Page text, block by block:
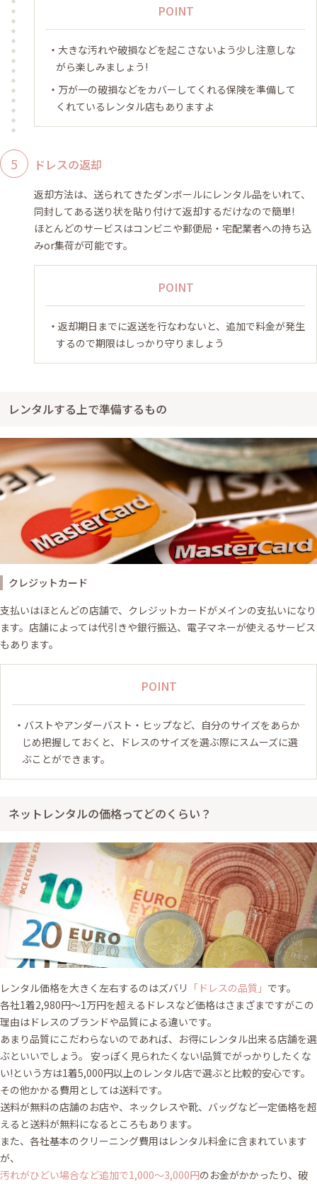
POINT
大きな汚れや破損などを起こさないよう少し注意しな
がら楽しみましょう!
万が一の破損などをカバーしてくれる保険を準備して
くれているレンタル店もありますよ
ドレスの返却
返却方法は、送られてきたダンボールにレンタル品をいれて、
同封してある送り状を貼り付けて返却するだけなので簡単!
ほとんどのサービスはコンビニや郵便局・宅配業者への持ち込
みor集荷が可能です。
POINT
返却期日までに返送を行なわないと、追加で料金が発生
するので期限はしっかり守りましょう
レンタルする上で準備するもの
クレジットカード
支払いはほとんどの店舗で、クレジットカードがメインの支払いになり
ます。店舗によっては代引きや銀行振込、電子マネーが使えるサービス
もあります。
POINT
バストやアンダーバスト・ヒップなど、自分のサイズをあらか
じめ把握しておくと、ドレスのサイズを選ぶ際にスムーズに選
ぶことができます。
ネットレンタルの価格ってどのくらい？
レンタル価格を大きく左右するのはズバリ 「ドレスの品質」 です。
各社1着2,980円〜1万円を超えるドレスなど価格はさまざまですがこの
理由はドレスのブランドや品質による違いです。
あまり品質にこだわらないのであれば、お得にレンタル出来る店舗を選
ぶといいでしょう。 安っぽく見られたくない!品質でがっかりしたくな
い!という方は1着5,000円以上のレンタル店で選ぶと比較的安心です。
その他かかる費用としては送料です。
送料が無料の店舗のお店や、ネックレスや靴、バッグなど一定価格を超
えると送料が無料になるところもあります。
また、各社基本のクリーニング費用はレンタル料金に含まれています
が、
汚れがひどい場合など追加で1,000〜3,000円のお金がかかったり、破